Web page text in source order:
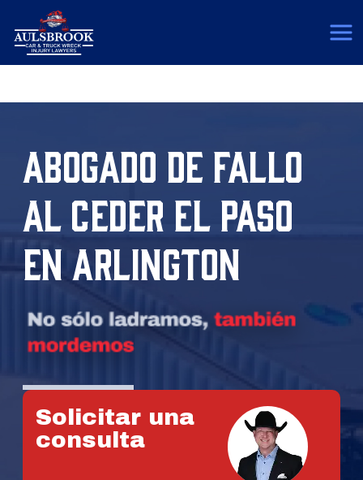
ABOGADO DE FALLO
AL CEDER EL PASO
EN ARLINGTON
Solicitar una
consulta